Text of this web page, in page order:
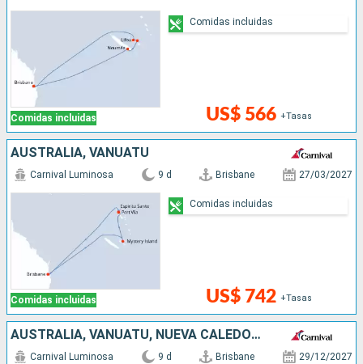
Comidas incluidas US$ 566 +Tasas
Comidas incluidas
AUSTRALIA, VANUATU
Comidas incluidas
Carnival Luminosa 9 d Brisbane 27/03/2027
US$ 742 +Tasas
Comidas incluidas
AUSTRALIA, VANUATU, NUEVA CALEDONIA
Carnival Luminosa 9 d Brisbane 29/12/2027